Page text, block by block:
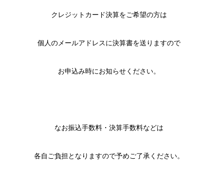
クレジットカード決算をご希望の方は
個人のメールアドレスに決算書を送りますので
お申込み時にお知らせください。
なお振込手数料・決算手数料などは
各自ご負担となりますので予めご了承ください。